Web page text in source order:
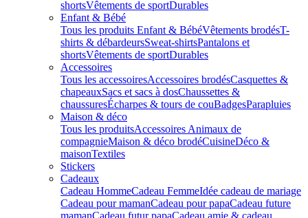
shortsVêtements de sportDurables
Enfant & Bébé
Tous les produits Enfant & BébéVêtements brodésT-
shirts & débardeursSweat-shirtsPantalons et
shortsVêtements de sportDurables
Accessoires
Tous les accessoiresAccessoires brodésCasquettes &
chapeauxSacs et sacs à dosChaussettes &
chaussuresÉcharpes & tours de couBadgesParapluies
Maison & déco
Tous les produitsAccessoires Animaux de
compagnieMaison & déco brodéCuisineDéco &
maisonTextiles
Stickers
Cadeaux
Cadeau HommeCadeau FemmeIdée cadeau de mariage​
Cadeau pour mamanCadeau pour papaCadeau future
mamanCadeau futur papaCadeau amie & cadeau